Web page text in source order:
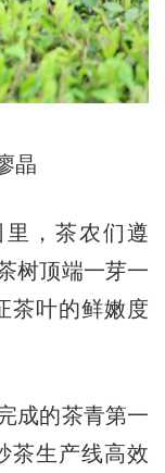
晶
，茶农们遵
树顶端一芽一
茶叶的鲜嫩度
成的茶青第一
茶生产线高效